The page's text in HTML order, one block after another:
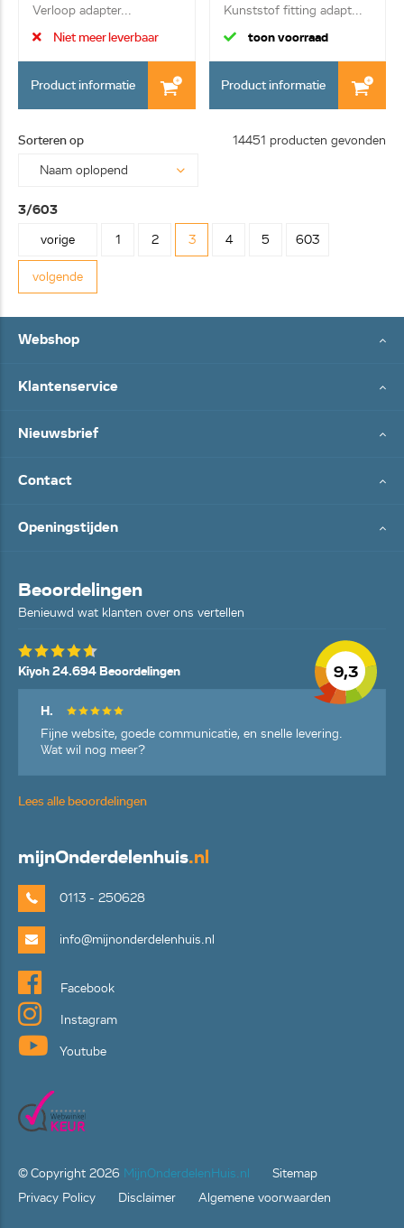
Verloop adapter...
Niet meer leverbaar
Product informatie
Kunststof fitting adapt...
toon voorraad
Product informatie
Sorteren op 14451 producten gevonden
3/603
vorige
1 2 3 4 5 603
volgende
Webshop
Klantenservice
Nieuwsbrief
Contact
Openingstijden
Beoordelingen
Benieuwd wat klanten over ons vertellen
9,3
Kiyoh 24.694 Beoordelingen
H.
Fijne website, goede communicatie, en snelle levering.
Wat wil nog meer?
Lees alle beoordelingen
mijnOnderdelenhuis.nl
0113 - 250628
info@mijnonderdelenhuis.nl
Facebook
Instagram
Youtube
© Copyright 2026 MijnOnderdelenHuis.nl
Sitemap
Privacy Policy
Disclaimer Algemene voorwaarden